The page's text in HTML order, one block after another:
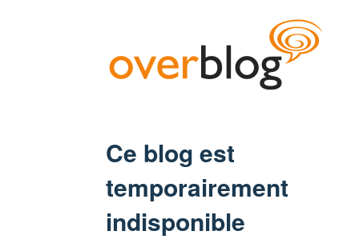
Ce blog est
temporairement
indisponible